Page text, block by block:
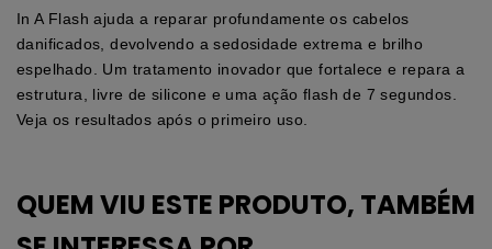
In A Flash ajuda a reparar profundamente os cabelos
danificados, devolvendo a sedosidade extrema e brilho
espelhado. Um tratamento inovador que fortalece e repara a
estrutura, livre de silicone e uma ação flash de 7 segundos.
Veja os resultados após o primeiro uso.